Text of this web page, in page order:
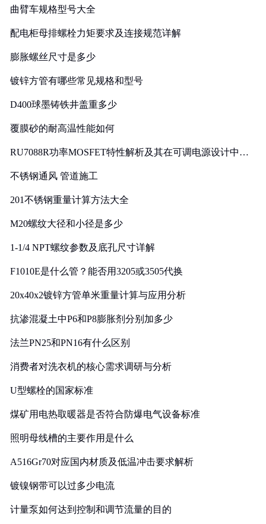
曲臂车规格型号大全
配电柜母排螺栓力矩要求及连接规范详解
膨胀螺丝尺寸是多少
镀锌方管有哪些常见规格和型号
D400球墨铸铁井盖重多少
覆膜砂的耐高温性能如何
RU7088R功率MOSFET特性解析及其在可调电源设计中的
不锈钢通风 管道施工
201不锈钢重量计算方法大全
M20螺纹大径和小径是多少
1-1/4 NPT螺纹参数及底孔尺寸详解
F1010E是什么管？能否用3205或3505代换
20x40x2镀锌方管单米重量计算与应用分析
抗渗混凝土中P6和P8膨胀剂分别加多少
法兰PN25和PN16有什么区别
消费者对洗衣机的核心需求调研与分析
U型螺栓的国家标准
煤矿用电热取暖器是否符合防爆电气设备标准
照明母线槽的主要作用是什么
A516Gr70对应国内材质及低温冲击要求解析
镀镍钢带可以过多少电流
计量泵如何达到控制和调节流量的目的